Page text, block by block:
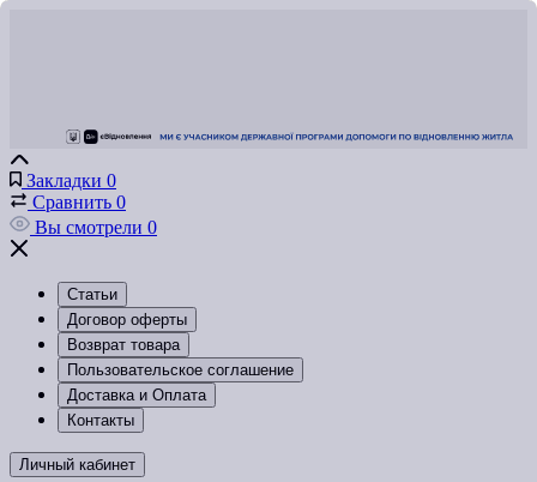
Закладки 0
Сравнить 0
Вы смотрели 0
Статьи
Договор оферты
Возврат товара
Пользовательское соглашение
Доставка и Оплата
Контакты
Личный кабинет